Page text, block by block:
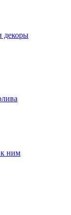
декоры
ним